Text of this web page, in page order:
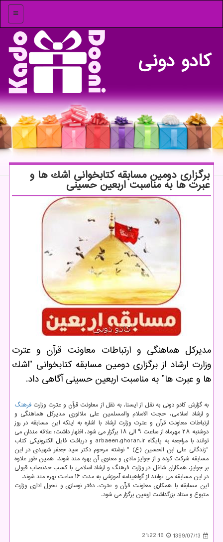
منو
كادو دونی
برگزاری دومین مسابقه كتابخوانی اشك ها و
عبرت ها به مناسبت اربعین حسینی
مدیركل هماهنگی و ارتباطات معاونت قرآن و عترت
وزارت ارشاد از برگزاری دومین مسابقه كتابخوانی ˮاشك
ها و عبرت هاˮ به مناسبت اربعین حسینی آگاهی داد.
به گزارش کادو دونی به نقل از ایسنا، به نقل از معاونت قرآن و عترت وزارت فرهنگ
و ارشاد اسلامی، حجت الاسلام والمسلمین علی ملانوری مدیرکل هماهنگی و
ارتباطات معاونت قرآن و عترت وزارت ارشاد با اشاره به اینکه این مسابقه در روز
دوشنبه ۲۸ مهرماه از ساعت ۹ الی ۱۸ برگزار می شود، اظهار داشت: علاقه مندان می
توانند با مراجعه به پایگاه arbaeen.ghoran.ir و دریافت فایل الکترونیکی کتاب
"زندگانی علی ابن الحسین (ع) " نوشته مرحوم دکتر سید جعفر شهیدی در این
مسابقه شرکت کرده و از جوایز مادی و معنوی آن بهره مند شوند. همین طور علاوه
بر جوایز، همکاران شاغل در وزارت فرهنگ و ارشاد اسلامی با کسب حدنصاب قبولی
در این مسابقه می توانند از گواهینامه آموزشی به مدت ۱۶ ساعت بهره مند شوند.
این مسابقه با همکاری معاونت قرآن و عترت، دفتر نوسازی و تحول اداری وزارت
متبوع و ستاد بزرگداشت اربعین برگزار می شود.
1399/07/13
21:22:16